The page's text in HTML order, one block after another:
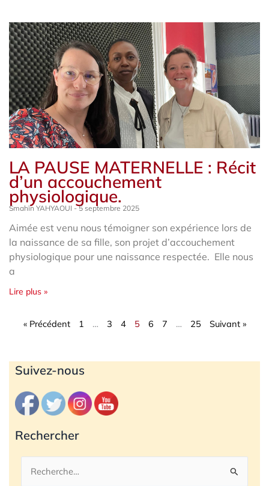
LA PAUSE MATERNELLE : Récit
d’un accouchement
physiologique.
Smahïn YAHYAOUI 5 septembre 2025
Aimée est venu nous témoigner son expérience lors de
la naissance de sa fille, son projet d’accouchement
physiologique pour une naissance respectée. Elle nous
a
Lire plus »
« Précédent 1 … 3 4 5 6 7 … 25 Suivant »
Suivez-nous
Rechercher
Rechercher :
Archives